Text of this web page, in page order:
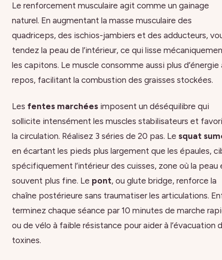
Le renforcement musculaire agit comme un gainage
naturel. En augmentant la masse musculaire des
quadriceps, des ischios-jambiers et des adducteurs,
tendez la peau de l’intérieur, ce qui lisse
les capitons. Le muscle consomme aussi plus d’énergie
repos, facilitant la combustion des graisses stockées.
Les fentes marchées imposent un déséquilibre qui
sollicite intensément les muscles stabilisateurs et
la circulation. Réalisez 3 séries de 20 pas. Le squat
en écartant les pieds plus largement que les épaules,
spécifiquement l’intérieur des cuisses, zone où la peau
souvent plus fine. Le pont, ou glute bridge, renforce la
chaîne postérieure sans traumatiser les articulations.
terminez chaque séance par 10 minutes de marche
ou de vélo à faible résistance pour aider à l’évacuation
toxines.